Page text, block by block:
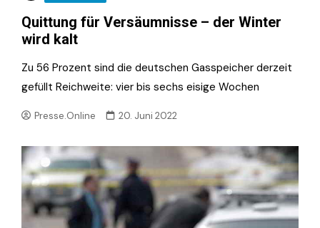
Quittung für Versäumnisse – der Winter
wird kalt
Zu 56 Prozent sind die deutschen Gasspeicher derzeit
gefüllt Reichweite: vier bis sechs eisige Wochen
Presse.Online 20. Juni 2022